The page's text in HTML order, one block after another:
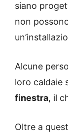
siano
non
Alcune
loro caldaie
finestra, il
Oltre a